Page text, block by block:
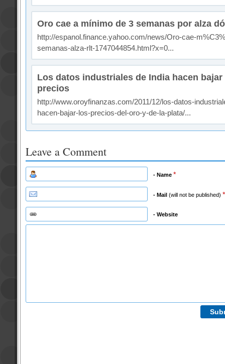
Oro cae a mínimo de 3 semanas por alza
http://espanol.finance.yahoo.com/news/Oro-cae-
semanas-alza-rlt-1747044854.html?x=0...
Los datos industriales de India hacen bajar
precios
http://www.oroyfinanzas.com/2011/12/los-datos-
hacen-bajar-los-precios-del-oro-y-de-la-plata/...
Leave a Comment
- Name *
- Mail (will not be published) *
- Website